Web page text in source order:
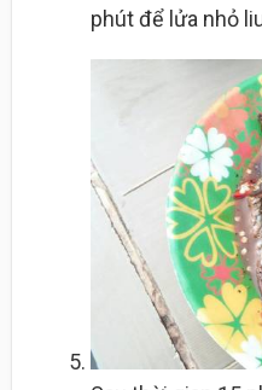
phút để lửa nhỏ